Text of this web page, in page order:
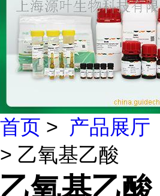
首页 > 产品展厅
> 乙氧基乙酸
乙氧基乙酸